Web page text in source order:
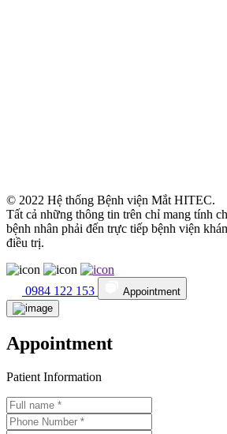
© 2022 Hệ thống Bệnh viện Mắt HITEC.
Tất cả những thông tin trên chỉ mang tính
bệnh nhân phải đến trực tiếp bệnh viện
điều trị.
0984 122 153 Appointment
Appointment
Patient Information